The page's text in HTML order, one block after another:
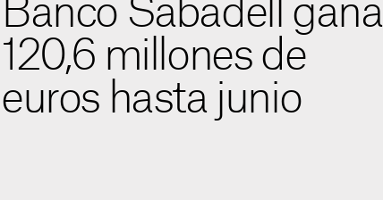
Banco Sabadell gana
120,6 millones de
euros hasta junio